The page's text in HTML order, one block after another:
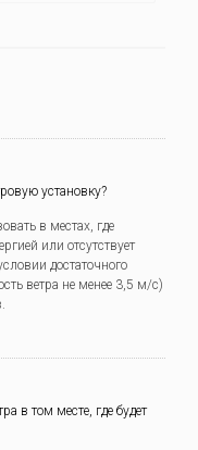
установку?
в местах, где
или отсутствует
достаточного
ветра не менее 3,5 м/с)
в том месте, где будет